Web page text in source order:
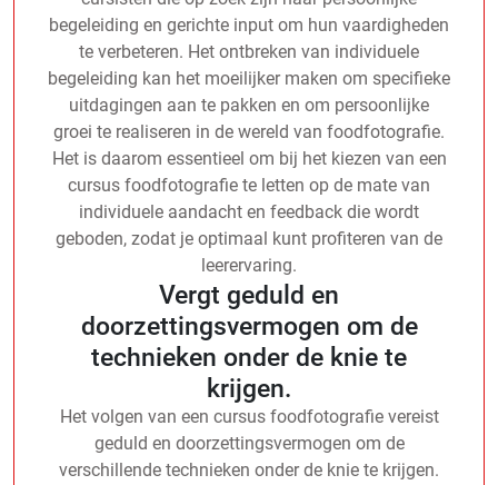
begeleiding en gerichte input om hun vaardigheden
te verbeteren. Het ontbreken van individuele
begeleiding kan het moeilijker maken om specifieke
uitdagingen aan te pakken en om persoonlijke
groei te realiseren in de wereld van foodfotografie.
Het is daarom essentieel om bij het kiezen van een
cursus foodfotografie te letten op de mate van
individuele aandacht en feedback die wordt
geboden, zodat je optimaal kunt profiteren van de
leerervaring.
Vergt geduld en
doorzettingsvermogen om de
technieken onder de knie te
krijgen.
Het volgen van een cursus foodfotografie vereist
geduld en doorzettingsvermogen om de
verschillende technieken onder de knie te krijgen.